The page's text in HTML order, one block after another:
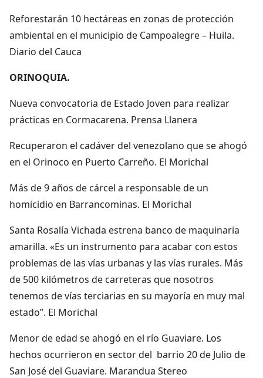
Reforestarán 10 hectáreas en zonas de protección
ambiental en el municipio de Campoalegre – Huila.
Diario del Cauca
ORINOQUIA.
Nueva convocatoria de Estado Joven para realizar
prácticas en Cormacarena. Prensa Llanera
Recuperaron el cadáver del venezolano que se ahogó
en el Orinoco en Puerto Carreño. El Morichal
Más de 9 años de cárcel a responsable de un
homicidio en Barrancominas. El Morichal
Santa Rosalía Vichada estrena banco de maquinaria
amarilla. «Es un instrumento para acabar con estos
problemas de las vías urbanas y las vías rurales. Más
de 500 kilómetros de carreteras que nosotros
tenemos de vías terciarias en su mayoría en muy mal
estado”. El Morichal
Menor de edad se ahogó en el río Guaviare. Los
hechos ocurrieron en sector del barrio 20 de Julio de
San José del Guaviare. Marandua Stereo